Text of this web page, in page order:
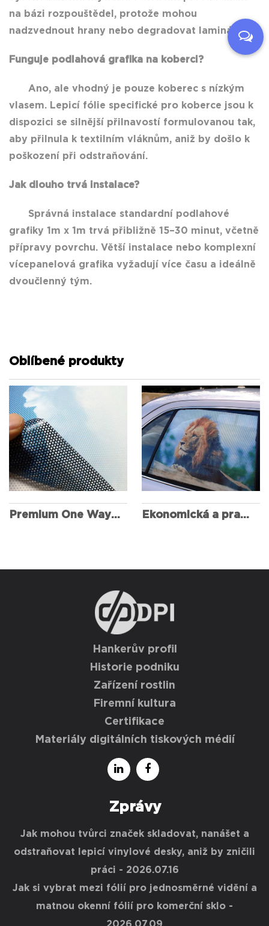
na bázi rozpouštědel, protože mohou
nadzvednout hrany nebo degradovat laminát.
Funguje podlahová grafika na koberci?
Ano, ale vhodný je pouze koberec s nízkým
vlasem. Lepicí fólie specifické pro koberce jsou k
dispozici se silnější přilnavostí formulovanou tak,
aby přilnula k textilním vláknům, aniž by došlo k
poškození při odstraňování.
Jak dlouho trvá instalace?
Správná instalace standardní podlahové
grafiky 1m x 1m trvá přibližně 15–30 minut, včetně
přípravy povrchu. Větší instalace nebo komplexní
vícepanelová grafika vyžadují více času a ideálně
dvoučlenný tým.
Oblíbené produkty
Premium One Way Vision Ekonomická a praktická jednosměrná vize
Hankerův profil
Historie podniku
Zařízení rostlin
Firemní kultura
Certifikace
Materiály digitálních tiskových médií
Zprávy
Jak mohou tvůrci značek skladovat, nanášet a
odstraňovat lepicí vinylové desky, aniž by zničili
práci - 2026.07.16
Jak si vybrat mezi fólií pro jednosměrné vidění a
matnou okenní fólií pro komerční sklo -